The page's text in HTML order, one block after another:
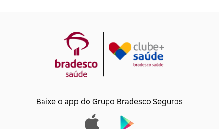
Baixe o app do Grupo Bradesco Seguros